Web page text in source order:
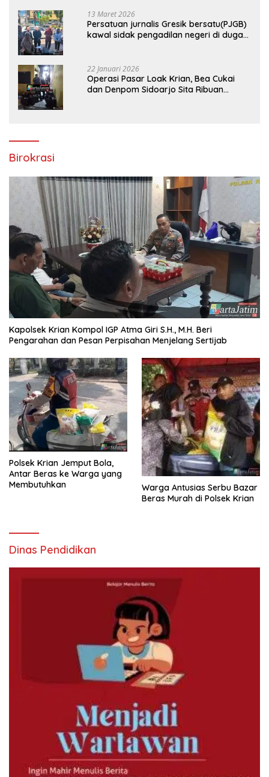
13 Maret 2026
Persatuan jurnalis Gresik bersatu(PJGB)
kawal sidak pengadilan negeri di duga
22 Januari 2026
Operasi Pasar Loak Krian, Bea Cukai
dan Denpom Sidoarjo Sita Ribuan
Birokrasi
Kapolsek Krian Kompol IGP Atma Giri S.H., M.H. Beri
Pengarahan dan Pesan Perpisahan Menjelang Sertijab
Polsek Krian Jemput Bola,
Antar Beras ke Warga yang
Membutuhkan
Warga Antusias Serbu Bazar
Beras Murah di Polsek Krian
Dinas Pendidikan